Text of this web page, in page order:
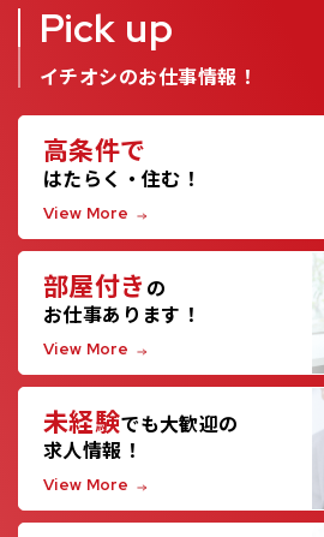
Pick up
イチオシのお仕事情報！
高条件で
はたらく・住む！
View More
部屋付き の
お仕事あります！
View More
未経験でも大歓迎の
求人情報！
View More